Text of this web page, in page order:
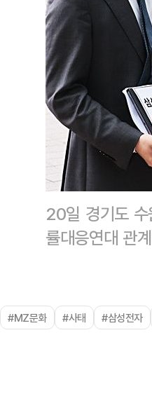
20일 경기도 수
률대응연대 관
#MZ문화 #사태 #삼성전자